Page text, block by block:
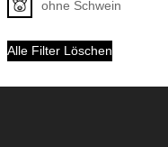
ohne Schwein
Alle Filter Löschen